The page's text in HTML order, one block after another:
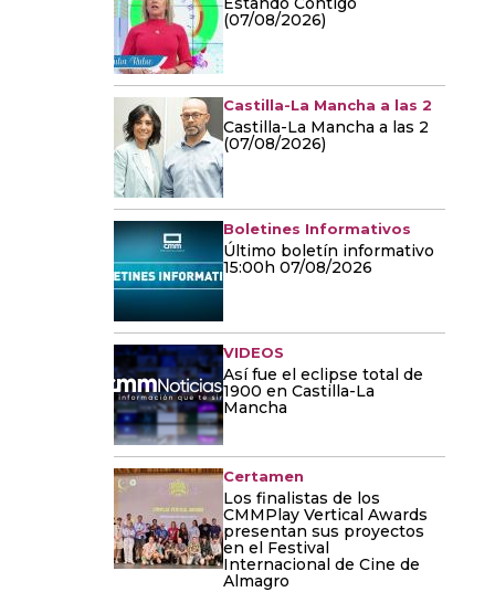
(07/08/2026)
Castilla-La Mancha a las 2
Castilla-La Mancha a las 2
(07/08/2026)
Boletines Informativos
Último boletín informativo
15:00h 07/08/2026
VIDEOS
Así fue el eclipse total de
1900 en Castilla-La
Mancha
Certamen
Los finalistas de los
CMMPlay Vertical Awards
presentan sus proyectos
en el Festival
Internacional de Cine de
Almagro